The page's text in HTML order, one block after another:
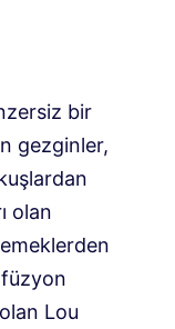
bir
gezginler,
olan
füzyon
Lou